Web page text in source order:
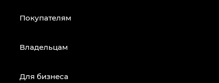
Покупателям
Владельцам
Для бизнеса